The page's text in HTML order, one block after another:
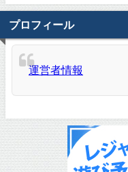
プロフィール
運営者情報